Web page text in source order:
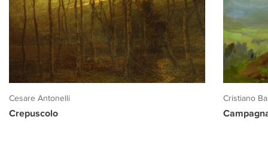
Cesare Antonelli
Crepuscolo
Cristiano